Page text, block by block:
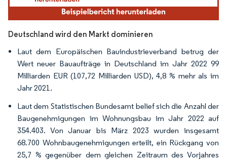
Deutschland wird den Markt dominieren
Laut dem Europäischen Bauindustrieverband betrug der
Wert neuer Bauaufträge in Deutschland im Jahr 2022 99
Milliarden EUR (107,72 Milliarden USD), 4,8 % mehr als im
Jahr 2021.
Laut dem Statistischen Bundesamt belief sich die Anzahl der
Baugenehmigungen im Wohnungsbau im Jahr 2022 auf
354.403. Von Januar bis März 2023 wurden insgesamt
68.700 Wohnbaugenehmigungen erteilt, ein Rückgang von
25,7 % gegenüber dem gleichen Zeitraum des Vorjahres